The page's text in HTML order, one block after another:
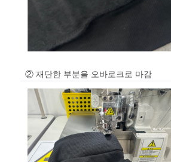
② 재단한 부분을 오바로크로 마감